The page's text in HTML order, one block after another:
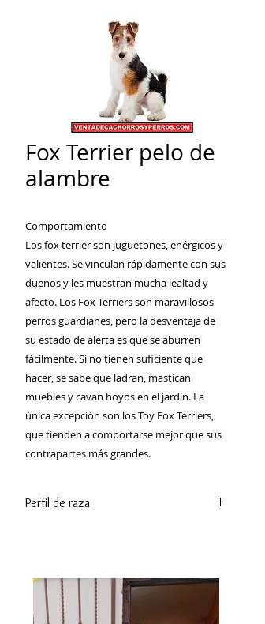
Fox Terrier pelo de
alambre
Comportamiento
Los fox terrier son juguetones, enérgicos y
valientes. Se vinculan rápidamente con sus
dueños y les muestran mucha lealtad y
afecto. Los Fox Terriers son maravillosos
perros guardianes, pero la desventaja de
su estado de alerta es que se aburren
fácilmente. Si no tienen suficiente que
hacer, se sabe que ladran, mastican
muebles y cavan hoyos en el jardín. La
única excepción son los Toy Fox Terriers,
que tienden a comportarse mejor que sus
contrapartes más grandes.
Perfil de raza
juguete. Todos los Fox Terrier son
perros extrovertidos y curiosos que
disfrutan vigilando a la familia,